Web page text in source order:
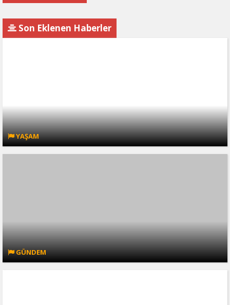
Son Eklenen Haberler
YAŞAM
GÜNDEM